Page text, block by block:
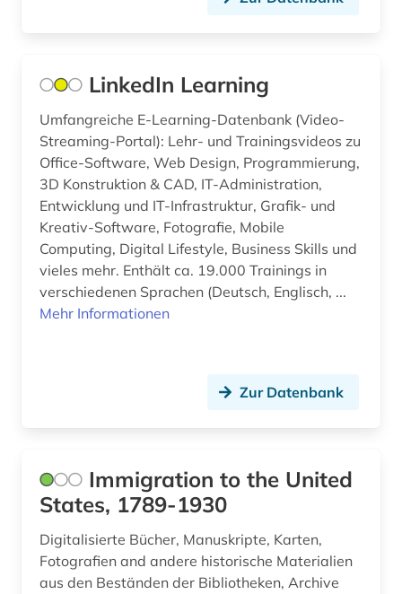
berlin-kreuzberg (1)
berliner mauer (1)
bern (1)
berufliche weiterbildung (1)
besetzung (1)
bestand (2)
bestattung (1)
betriebswirtschaft (3)
bewässerung (1)
bibel (3)
LinkedIn Learning
Umfangreiche E-Learning-Datenbank (Video-
Streaming-Portal): Lehr- und Trainingsvideos zu
Office-Software, Web Design, Programmierung,
3D Konstruktion & CAD, IT-Administration,
Entwicklung und IT-Infrastruktur, Grafik- und
Kreativ-Software, Fotografie, Mobile
Computing, Digital Lifestyle, Business Skills und
vieles mehr. Enthält ca. 19.000 Trainings in
verschiedenen Sprachen (Deutsch, Englisch, ...
Mehr Informationen
Zur Datenbank
Immigration to the United
States, 1789-1930
Digitalisierte Bücher, Manuskripte, Karten,
Fotografien and andere historische Materialien
aus den Beständen der Bibliotheken, Archive